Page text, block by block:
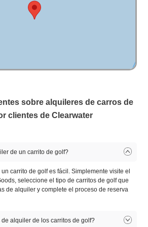
sobre alquileres de carros de
clientes de Clearwater
de un carrito de golf?
carrito de golf es fácil. Simplemente visite el
seleccione el tipo de carritos de golf que
de alquiler y complete el proceso de reserva
alquiler de los carritos de golf?